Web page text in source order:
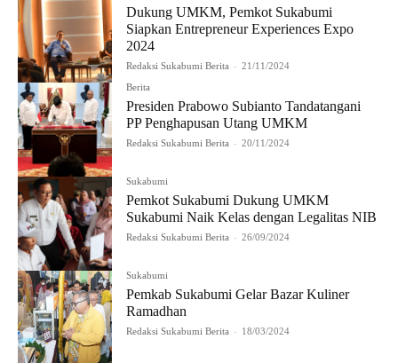
Dukung UMKM, Pemkot Sukabumi
Siapkan Entrepreneur Experiences Expo
2024
Redaksi Sukabumi Berita - 21/11/2024
Berita
Presiden Prabowo Subianto Tandatangani
PP Penghapusan Utang UMKM
Redaksi Sukabumi Berita - 20/11/2024
Sukabumi
Pemkot Sukabumi Dukung UMKM
Sukabumi Naik Kelas dengan Legalitas NIB
Redaksi Sukabumi Berita - 26/09/2024
Sukabumi
Pemkab Sukabumi Gelar Bazar Kuliner
Ramadhan
Redaksi Sukabumi Berita - 18/03/2024